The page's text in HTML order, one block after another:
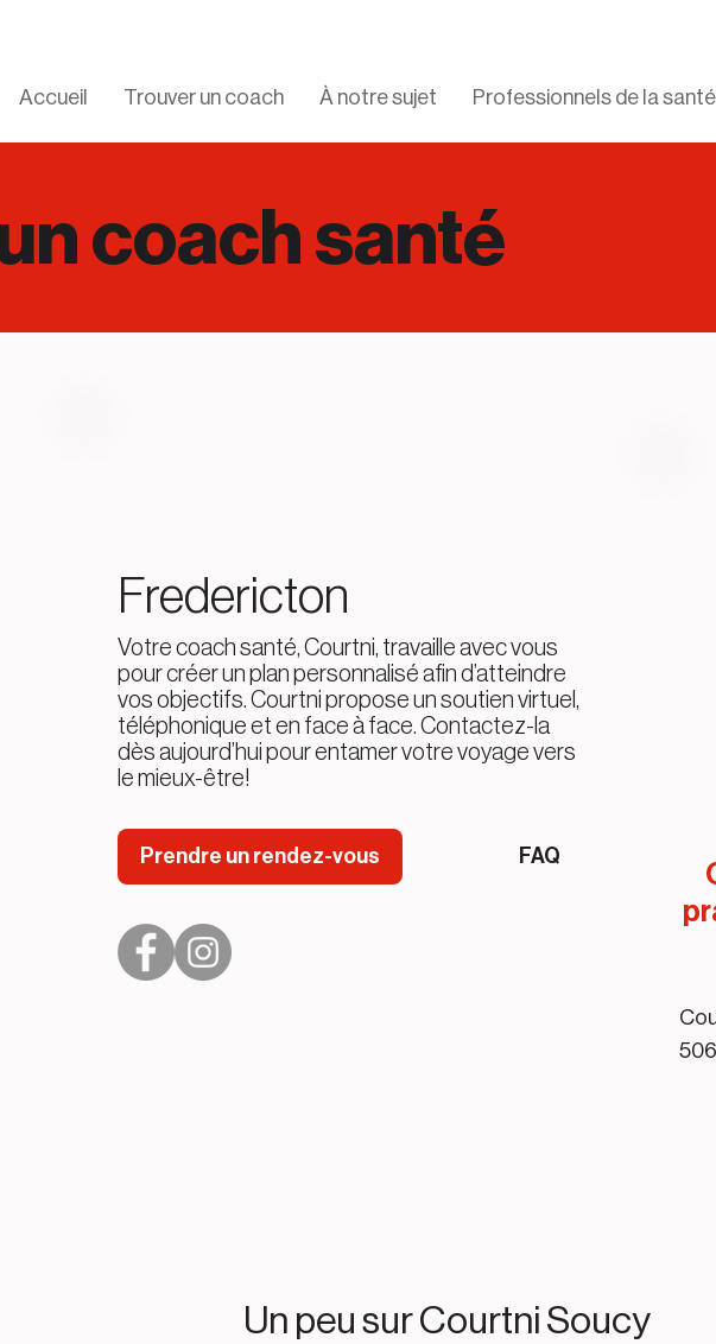
Accueil Trouver un coach À notre sujet Professionnels de la santé
coach santé
Fredericton
Votre coach santé, Courtni, travaille avec vous
pour créer un plan personnalisé afin d’atteindre
vos objectifs. Courtni propose un soutien virtuel,
téléphonique et en face à face. Contactez-la
dès aujourd’hui pour entamer votre voyage vers
le mieux-être!
Prendre un rendez-vous FAQ
Un peu surCourtni Soucy